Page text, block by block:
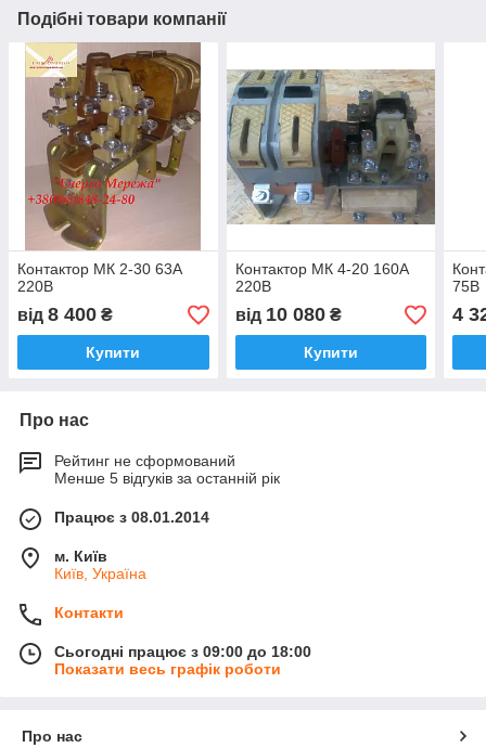
Подібні товари компанії
Контактор МК 2-30 63А
220В
від 8 400 ₴
Купити
Контактор МК 4-20 160А
220В
від 10 080₴
Купити
75В
4
Про нас
Рейтинг не сформований
Менше 5 відгуків за останній рік
Працює з 08.01.2014
м. Київ
Київ, Україна
Контакти
Сьогодні працює з 09:00 до 18:00
Показати весь графік роботи
Про нас